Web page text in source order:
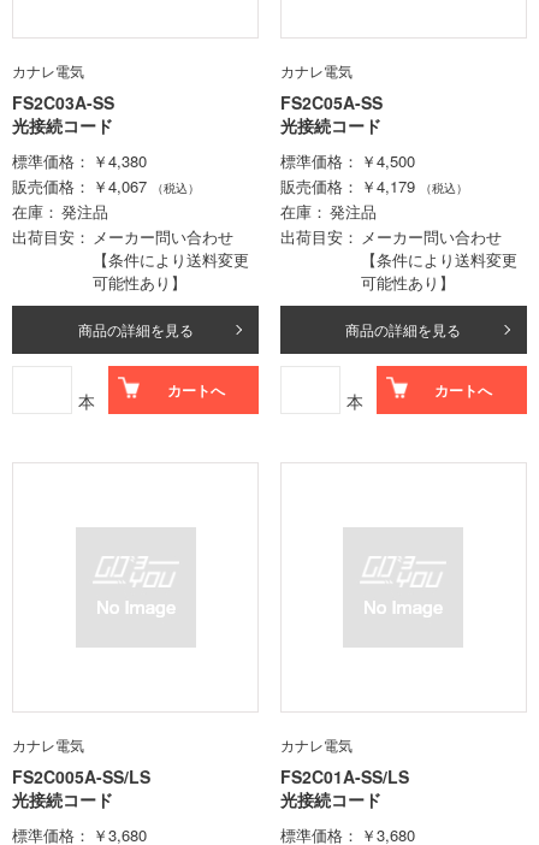
カナレ電気
FS2C03A-SS
光接続コード
標準価格
￥4,380
販売価格
￥4,067 （税込）
在庫
発注品
出荷目安
メーカー問い合わせ
【条件により送料変更
可能性あり】
商品の詳細を見る
本 カートへ
カナレ電気
FS2C05A-SS
光接続コード
標準価格
￥4,500
販売価格
￥4,179 （税込）
在庫
発注品
出荷目安
メーカー問い合わせ
【条件により送料変更
可能性あり】
商品の詳細を見る
本 カートへ
カナレ電気
FS2C005A-SS/LS
光接続コード
標準価格
￥3,680
カナレ電気
FS2C01A-SS/LS
光接続コード
標準価格
￥3,680